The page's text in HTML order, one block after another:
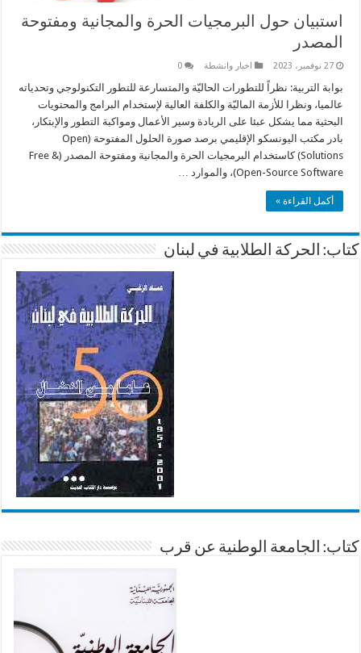
استبيان حول البرمجيات الحرة والمجانية ومفتوحة
المصدر
27 نوفمبر، 2023 اخبار وانشطة 0
بوابة التربية: نظراً للتطورات الحاليّة والمتسارعة للتطور التكنولوجي وتحدياته
عالميا، ونظرا للأزمة الماليّة والكلفة العالية لإستخدام البرامج والمحتويات
البحثية مما يشكل عبئا على الريادة وسير الأعمال ومواكبة التطور والإبتكار،
بادر مكتب اليونسكو الإقليمي برصد صورة الحلول المفتوحة (Open
Solutions) كاستخدام البرمجيات الحرة والمجانية ومفتوحة المصدر (Free &
Open-Source Software)، والموارد …
أكمل القراءة »
كتاب: الحركة الطلابية في لبنان
كتاب: الجامعة الوطنية عن قرب